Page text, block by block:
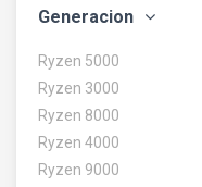
Generacion
Ryzen 5000
Ryzen 3000
Ryzen 8000
Ryzen 4000
Ryzen 9000